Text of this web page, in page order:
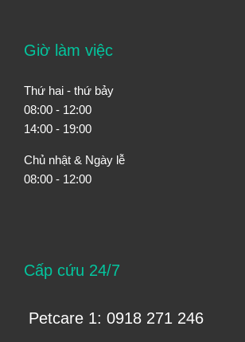
Giờ làm việc
Thứ hai - thứ bảy
08:00 - 12:00
14:00 - 19:00
Chủ nhật & Ngày lễ
08:00 - 12:00
Cấp cứu 24/7
Petcare 1: 0918 271 246